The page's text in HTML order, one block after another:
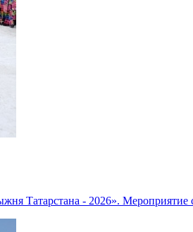
Татарстана - 2026».